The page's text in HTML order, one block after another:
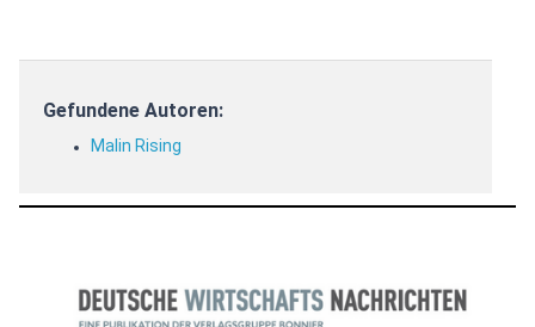
Gefundene Autoren:
Malin Rising